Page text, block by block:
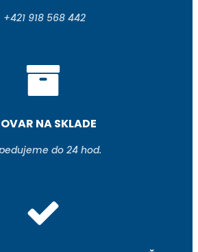
+421 918 568 442
NA SKLADE
do 24 hod.